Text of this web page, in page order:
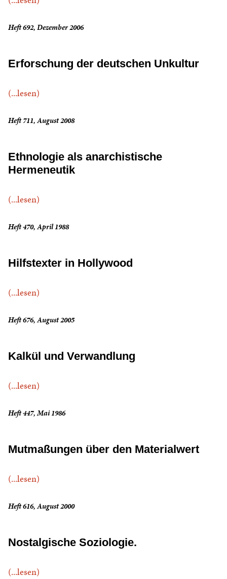
Heft 692, Dezember 2006
Erforschung der deutschen Unkultur
(...lesen)
Heft 711, August 2008
Ethnologie als anarchistische
Hermeneutik
(...lesen)
Heft 470, April 1988
Hilfstexter in Hollywood
(...lesen)
Heft 676, August 2005
Kalkül und Verwandlung
(...lesen)
Heft 447, Mai 1986
Mutmaßungen über den Materialwert
(...lesen)
Heft 616, August 2000
Nostalgische Soziologie.
(...lesen)